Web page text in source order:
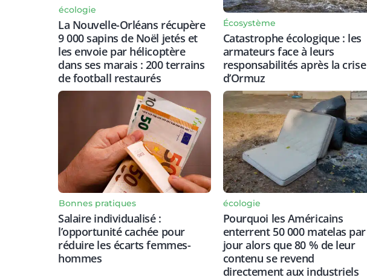
écologie
La Nouvelle-Orléans récupère
9 000 sapins de Noël jetés et
les envoie par hélicoptère
dans ses marais : 200 terrains
de football restaurés
Écosystème
Catastrophe écologique : les
armateurs face à leurs
responsabilités après la crise
d’Ormuz
Bonnes pratiques
Salaire individualisé :
l’opportunité cachée pour
réduire les écarts femmes-
hommes
écologie
Pourquoi les Américains
enterrent 50 000 matelas par
jour alors que 80 % de leur
contenu se revend
directement aux industriels